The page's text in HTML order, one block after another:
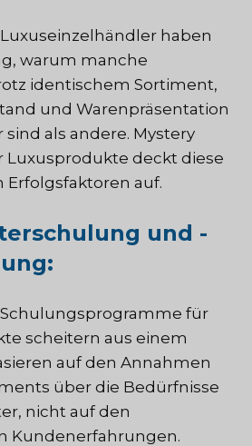
haben
warum manche
identischem Sortiment,
und Warenpräsentation
als andere. Mystery
Luxusprodukte deckt diese
Erfolgsfaktoren auf.
und -
für
scheitern aus einem
auf den Annahmen
über die Bedürfnisse
nicht auf den
Kundenerfahrungen.